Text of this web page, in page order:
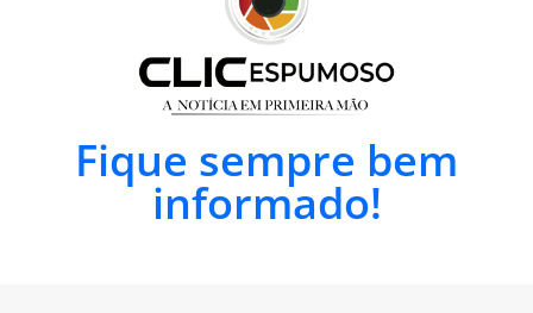
Fique sempre bem
informado!